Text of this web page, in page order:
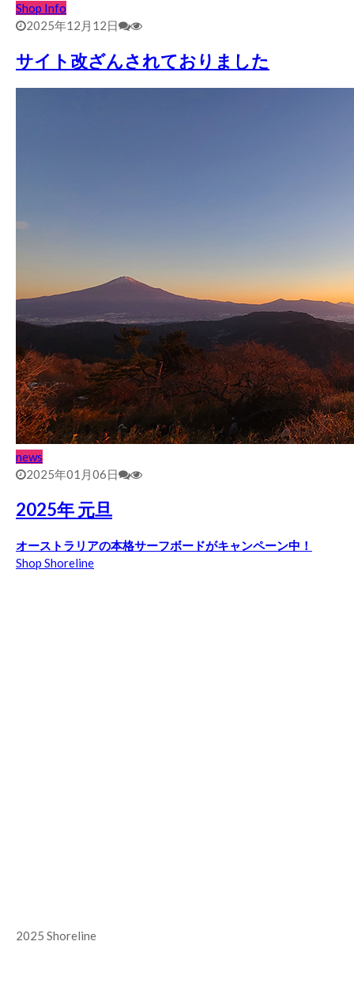
Shop Info
2025年12月12日
サイト改ざんされておりました
news
2025年01月06日
2025年 元旦
オーストラリアの本格サーフボードがキャンペーン中！
Shop Shoreline
2025 Shoreline